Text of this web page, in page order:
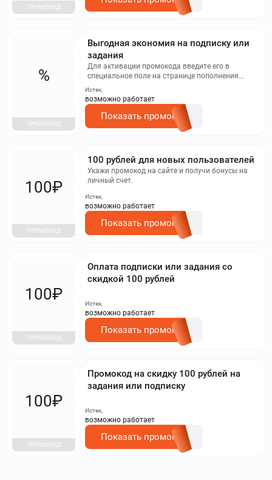
ПРОМОКОД
Выгодная экономия на подписку или
задания
Для активации промокода введите его в
специальное поле на странице пополнения
баланса, и бонусы будут зачислены на ваш счет.
Промокод можно использовать для оплаты
подписки Workzilla до 90% от стоимости, если вы
фрилансер или до 20% стоимости задания, если
%
ПРОМОКОД
Истек,
возможно работает
Показать промокод
100 рублей для новых пользователей
Укажи промокод на сайте и получи бонусы на
личный счет.
100₽
ПРОМОКОД
Истек,
возможно работает
Показать промокод
Оплата подписки или задания со
скидкой 100 рублей
100₽
ПРОМОКОД
Истек,
возможно работает
Показать промокод
Промокод на скидку 100 рублей на
задания или подписку
100₽
ПРОМОКОД
Истек,
возможно работает
Показать промокод